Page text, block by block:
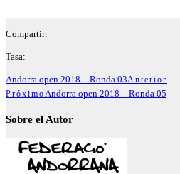
Compartir:
Tasa:
Andorra open 2018 – Ronda 03Anterior
PróximoAndorra open 2018 – Ronda 05
Sobre el Autor